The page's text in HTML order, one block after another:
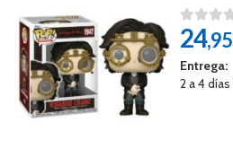
24
Entrega:
2 a 4